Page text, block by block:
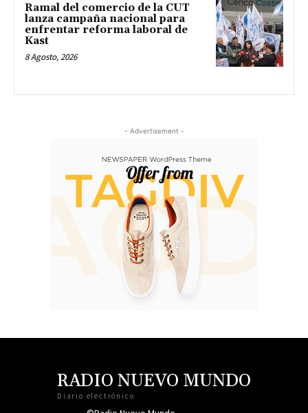
Ramal del comercio de la CUT
lanza campaña nacional para
enfrentar reforma laboral de
Kast
8 Agosto, 2026
- Advertisement -
RADIO NUEVO MUNDO
Diario electrónico